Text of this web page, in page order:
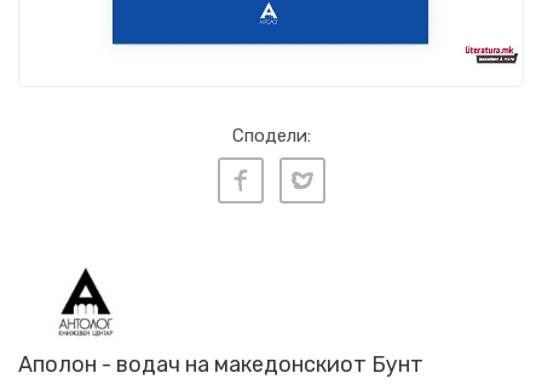
Сподели:
Аполон - водач на македонскиот Бунт